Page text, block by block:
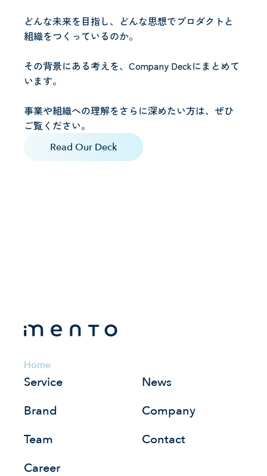
どんな未来を目指し、どんな思想でプロダクトと
組織をつくっているのか。
その背景にある考えを、Company Deckにまとめて
います。
事業や組織への理解をさらに深めたい方は、ぜひ
ご覧ください。
Read Our Deck
Home
Service
News
Brand
Company
Team
Contact
Career